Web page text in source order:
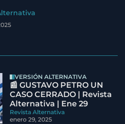
VERSIÓN ALTERNATIVA
📰 GUSTAVO PETRO UN
CASO CERRADO | Revista
Alternativa | Ene 29
Revista Alternativa
enero 29, 2025